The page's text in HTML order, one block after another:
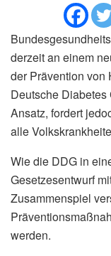
derzeit an einem
der Prävention von
Deutsche
Ansatz, fordert
alle
Wie die DDG in
Gesetzesentwurf
Zusammenspiel
werden.